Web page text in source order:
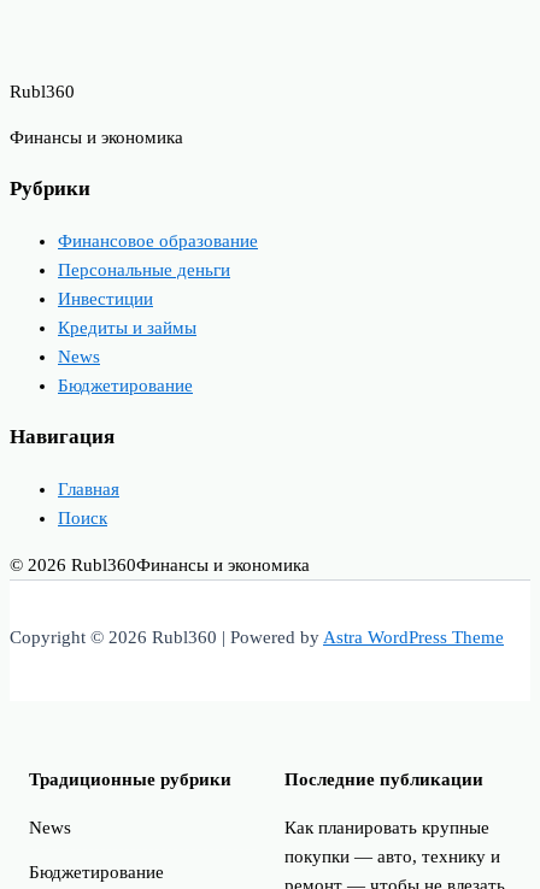
Rubl360
Финансы и экономика
Рубрики
Финансовое образование
Персональные деньги
Инвестиции
Кредиты и займы
News
Бюджетирование
Навигация
Главная
Поиск
© 2026 Rubl360Финансы и экономика
Copyright © 2026 Rubl360 | Powered by Astra WordPress Theme
Традиционные рубрики
News
Бюджетирование
Последние публикации
Как планировать крупные
покупки — авто, технику и